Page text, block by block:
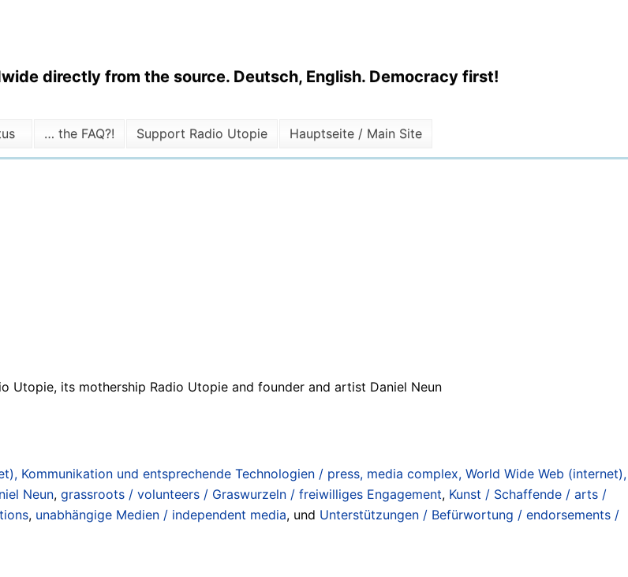
directly from the source. Deutsch, English. Democracy first!
… the FAQ?! Support Radio Utopie Hauptseite / Main Site
Utopie, its mothership Radio Utopie and founder and artist Daniel Neun
Kommunikation und entsprechende Technologien / press, media complex, World Wide Web (internet),
Neun, grassroots / volunteers / Graswurzeln / freiwilliges Engagement, Kunst / Schaffende / arts /
, unabhängige Medien / independent media, und Unterstützungen / Befürwortung / endorsements /